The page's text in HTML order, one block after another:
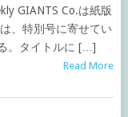
GIANTS Co.は紙版
、特別号に寄せてい
。タイトルに […]
Read More